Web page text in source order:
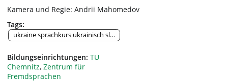
Kamera und Regie: Andrii Mahomedov
Tags:
ukraine sprachkurs ukrainisch slawische sprachen
Bildungseinrichtungen: TU
Chemnitz, Zentrum für
Fremdsprachen